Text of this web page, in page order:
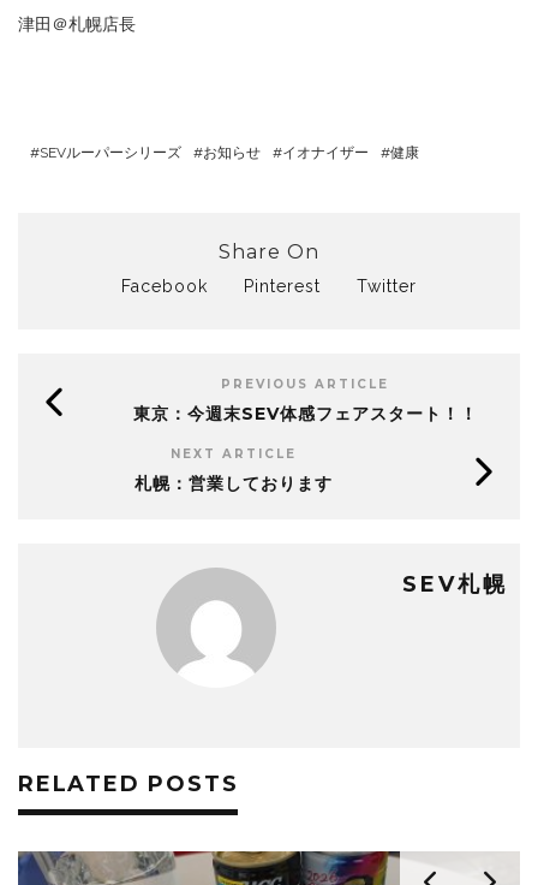
津田＠札幌店長
SEVルーパーシリーズ お知らせ イオナイザー 健康
Share On
Facebook Pinterest Twitter
PREVIOUS ARTICLE
東京：今週末SEV体感フェアスタート！！
NEXT ARTICLE
札幌：営業しております
SEV札幌
RELATED POSTS